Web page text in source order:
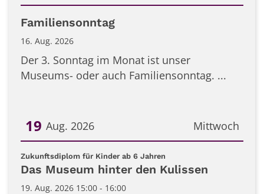
Datum: 16. August 2026
Familiensonntag
16. Aug. 2026
Der 3. Sonntag im Monat ist unser
Museums- oder auch Familiensonntag. ...
Mittwoch
19 Aug. 2026
Datum: 19. August 2026
Zukunftsdiplom für Kinder ab 6 Jahren
Das Museum hinter den Kulissen
19. Aug. 2026 15:00 - 16:00